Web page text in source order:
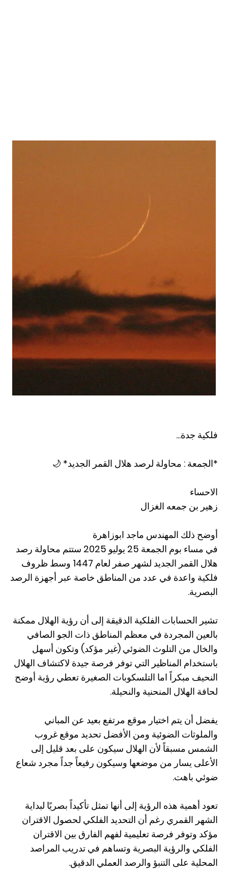
فلكية جدة...
*الجمعة : محاولة لرصد هلال القمر الجديد* 🌙
الاحساء
زهير بن جمعه الغزال
أوضح ذلك المهندس ماجد ابوزاهرة
في مساء بوم الجمعة 25 يوليو 2025 ستتم محاولة رصد
هلال القمر الجديد لشهر صفر لعام 1447 وسط ظروف
فلكية واعدة في عدد من المناطق خاصة عبر أجهزة الرصد
البصرية.
تشير الحسابات الفلكية الدقيقة إلى أن رؤية الهلال ممكنة
بالعين المجردة في معظم المناطق ذات الجو الصافي
والخال من التلوث الضوئي (غير مؤكد) وتكون أسهل
باستخدام المناظير التي توفر فرصة جيدة لاكتشاف الهلال
النحيف مبكراً اما التلسكوبات الصغيرة تعطي رؤية أوضح
لحافة الهلال المنحنية والنحيلة.
يفضل أن يتم اختيار موقع مرتفع بعيد عن المباني
والملوثات الضوئية ومن الأفضل تحديد موقع غروب
الشمس مسبقاً لأن الهلال سيكون على بعد قليل إلى
الأعلى يسار من موضعها وسيكون رفيعاً جداً مجرد شعاع
ضوئي باهت.
تعود أهمية هذه الرؤية إلى أنها تمثل تأكيداً بصريًا لبداية
الشهر القمري رغم أن التحديد الفلكي لحصول الاقتران
مؤكد وتوفر فرصة تعليمية لفهم الفارق بين الاقتران
الفلكي والرؤية البصرية وتساهم في تدريب المراصد
المحلية على التنبؤ والرصد العملي الدقيق.